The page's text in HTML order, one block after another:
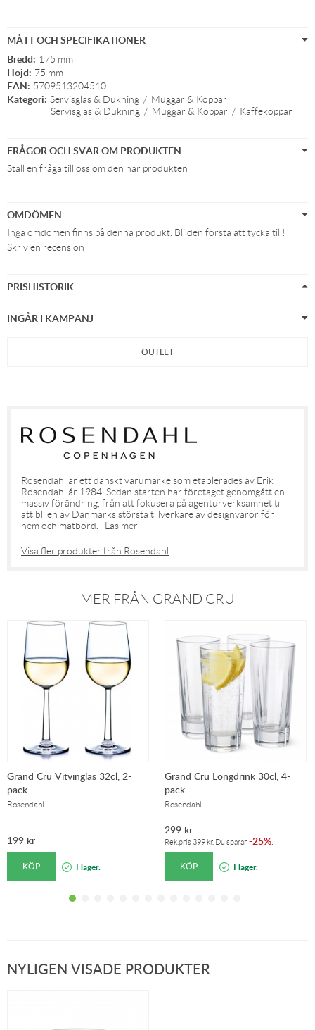
MÅTT OCH SPECIFIKATIONER
Bredd: 175 mm
Höjd: 75 mm
EAN: 5709513204510
Kategori: Servisglas & Dukning / Muggar & Koppar
Servisglas & Dukning / Muggar & Koppar / Kaffekoppar
FRÅGOR OCH SVAR OM PRODUKTEN
Ställ en fråga till oss om den här produkten
OMDÖMEN
Inga omdömen finns på denna produkt. Bli den första att tycka till!
Skriv en recension
PRISHISTORIK
INGÅR I KAMPANJ
OUTLET
Rosendahl är ett danskt varumärke som etablerades av Erik
Rosendahl år 1984. Sedan starten har företaget genomgått en
massiv förändring, från att fokusera på agenturverksamhet till
att bli en av Danmarks största tillverkare av designvaror för
hem och matbord. Läs mer
Visa fler produkter från Rosendahl
MER FRÅN GRAND CRU
Grand Cru Vitvinglas 32cl, 2-
pack
Rosendahl
199 kr
KÖP I lager.
Grand Cru Longdrink 30cl, 4-
pack
Rosendahl
299 kr
Rek.pris 399 kr. Du sparar -25%
KÖP I lager.
NYLIGEN VISADE PRODUKTER